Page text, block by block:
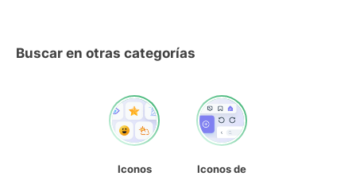
Buscar en otras categorías
Iconos
Iconos de